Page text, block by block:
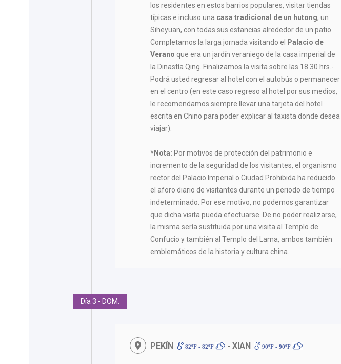
los residentes en estos barrios populares, visitar tiendas
típicas e incluso una casa tradicional de un hutong, un
Siheyuan, con todas sus estancias alrededor de un patio.
Completamos la larga jornada visitando el Palacio de
Verano que era un jardín veraniego de la casa imperial de
la Dinastía Qing. Finalizamos la visita sobre las 18.30 hrs.-
Podrá usted regresar al hotel con el autobús o permanecer
en el centro (en este caso regreso al hotel por sus medios,
le recomendamos siempre llevar una tarjeta del hotel
escrita en Chino para poder explicar al taxista donde desea
viajar).
*Nota: Por motivos de protección del patrimonio e
incremento de la seguridad de los visitantes, el organismo
rector del Palacio Imperial o Ciudad Prohibida ha reducido
el aforo diario de visitantes durante un periodo de tiempo
indeterminado. Por ese motivo, no podemos garantizar
que dicha visita pueda efectuarse. De no poder realizarse,
la misma sería sustituida por una visita al Templo de
Confucio y también al Templo del Lama, ambos también
emblemáticos de la historia y cultura china.
Día 3 - DOM.
PEKÍN 82ºF - 82ºF - XIAN 90ºF - 90ºF